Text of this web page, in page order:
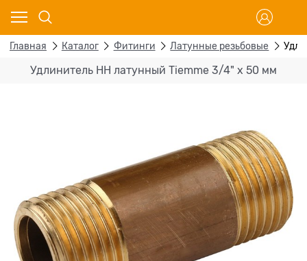
Главная Каталог Фитинги Латунные резьбовые
Удлинитель НН латунный Tiemme 3/4" х 50 мм